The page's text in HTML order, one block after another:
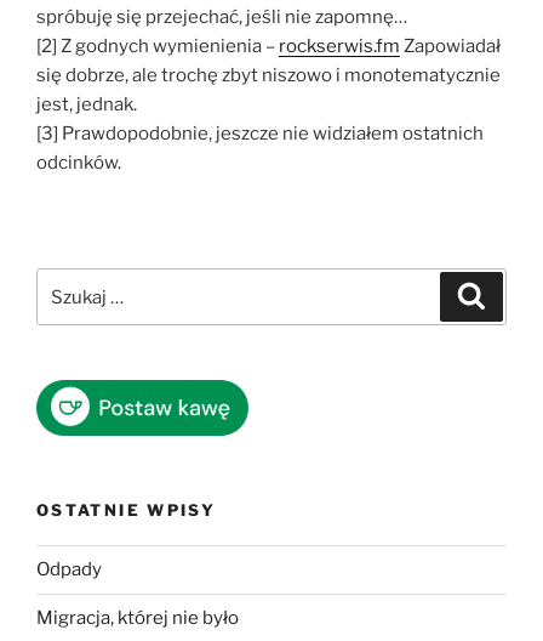
spróbuję się przejechać, jeśli nie zapomnę…
[2] Z godnych wymienienia – rockserwis.fm Zapowiadał
się dobrze, ale trochę zbyt niszowo i monotematycznie
jest, jednak.
[3] Prawdopodobnie, jeszcze nie widziałem ostatnich
odcinków.
OSTATNIE WPISY
Odpady
Migracja, której nie było